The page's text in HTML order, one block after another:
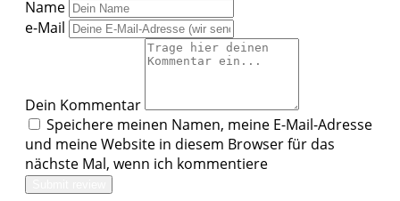
Name
e-Mail
Dein Kommentar
Speichere meinen Namen, meine E-Mail-Adresse
und meine Website in diesem Browser für das
nächste Mal, wenn ich kommentiere